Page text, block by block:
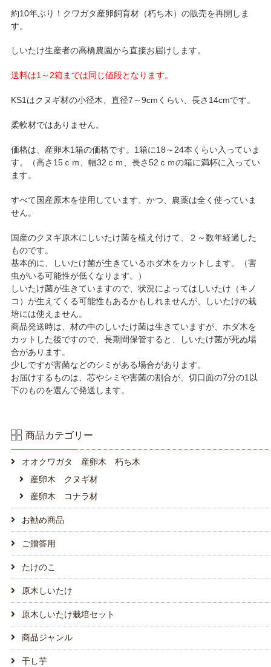
約10年ぶり！クワガタ産卵飼育材（朽ち木）の販売を再開しま
す。
しいたけ生産者の高橋農園から直接お届けします。
送料は1～2箱までは同じ値段となります。
KS1はクヌギ材の小径木、直径7～9cmくらい、長さ14cmです。
柔軟材ではありません。
価格は、産卵木1箱の価格です。1箱に18～24本くらい入っていま
す。（高さ15ｃｍ、幅32ｃｍ、長さ52ｃｍの箱に満杯に入ってい
ます。
すべて国産原木を使用しています、かつ、農薬は全く使っていま
せん。
国産のクヌギ原木にしいたけ菌を植え付けて、２～数年経過した
ものです。
基本的に、しいたけ菌が生きているホダ木をカットします。（害
虫がいる可能性が低くなります。）
しいたけ菌が生きていますので、状況によってはしいたけ（キノ
コ）が生えてくる可能性もあるかもしれませんが、しいたけの栽
培には使えません。
商品発送時は、材の中のしいたけ菌は生きていますが、ホダ木を
カットした後ですので、長期間保管すると、しいたけ菌が死ぬ場
合があります。
少しですが害菌などのシミがある場合があります。
お届けするものは、芯やシミや害菌の割合が、切口面の7分の1以
下のものを選んで発送します。
商品カテゴリー
オオクワガタ 産卵木 朽ち木
産卵木 クヌギ材
産卵木 コナラ材
お勧め商品
ご贈答用
たけのこ
原木しいたけ
原木しいたけ栽培セット
商品ジャンル
干し芋